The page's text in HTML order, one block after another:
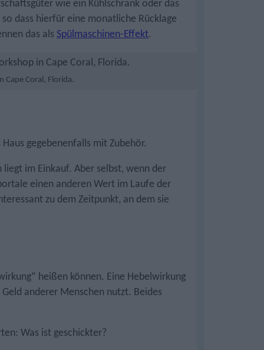
wie ein Kühlschrank oder das
dass hierfür eine monatliche Rücklage
das als Spülmaschinen-Effekt.
Cape Coral, Florida.
gegebenenfalls mit Zubehör.
im Einkauf. Aber selbst, wenn der
einen anderen Wert im Laufe der
zu dem Zeitpunkt, an dem sie
heißen können. Eine Hebelwirkung
anderer Menschen nutzt. Beides
Was ist geschickter?